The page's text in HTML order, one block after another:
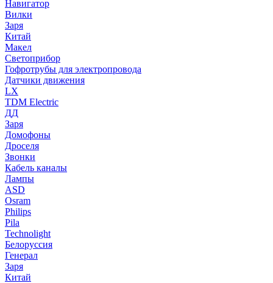
Навигатор
Вилки
Заря
Китай
Макел
Светоприбор
Гофротрубы для электропровода
Датчики движения
LX
TDM Electric
ДД
Заря
Домофоны
Дроселя
Звонки
Кабель каналы
Лампы
ASD
Osram
Philips
Pila
Technolight
Белоруссия
Генерал
Заря
Китай